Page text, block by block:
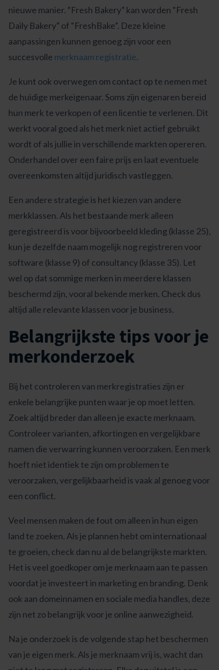
nieuwe manier. “Fresh Bakery” kan worden “Fresh
Daily Bakery” of “FreshBake”. Deze kleine
aanpassingen kunnen genoeg zijn voor een
succesvolle merknaam registratie.
Je kunt ook overwegen om contact op te nemen met
de huidige merkeigenaar. Soms zijn eigenaren bereid
hun merk te verkopen of een licentie te verlenen. Dit
werkt vooral goed als het merk niet actief gebruikt
wordt of als jullie in verschillende markten opereren.
Onderhandel over een faire prijs en laat eventuele
overeenkomsten altijd juridisch vastleggen.
Een andere strategie is het kiezen van andere
merkklassen. Als het bestaande merk alleen
geregistreerd is voor bijvoorbeeld kleding (klasse 25),
kun je dezelfde naam mogelijk nog registreren voor
software (klasse 9) of consultancy (klasse 35). Let
wel op dat sommige merken in meerdere klassen
beschermd zijn, vooral bekende merken. Check dus
altijd alle relevante klassen voor je business.
Belangrijkste tips voor je
merkonderzoek
Bij het controleren van merkregistraties zijn er
enkele belangrijke punten waar je op moet letten.
Zoek altijd breder dan alleen je exacte merknaam.
Controleer varianten, afkortingen en vergelijkbare
namen die verwarring kunnen veroorzaken. Een merk
hoeft niet identiek te zijn om problemen te
veroorzaken, vergelijkbaarheid is vaak al genoeg voor
een conflict.
Veel mensen maken de fout om alleen in hun eigen
land te zoeken. Als je plannen hebt om internationaal
te groeien, check dan nu al de belangrijkste markten.
Het is veel goedkoper om je merknaam aan te passen
voordat je investeert in marketing en branding. Denk
ook aan domeinnamen en sociale media handles, deze
zijn net zo belangrijk voor je online aanwezigheid.
Na je onderzoek is de volgende stap het beschermen
van je eigen merk. Als je merknaam vrij is, wacht dan